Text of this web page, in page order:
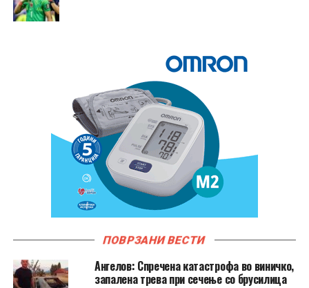
ПОВРЗАНИ ВЕСТИ
Ангелов: Спречена катастрофа во виничко,
запалена трева при сечење со брусилица